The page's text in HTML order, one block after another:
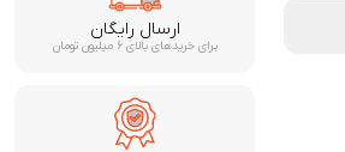
ارسال رایگان
برای خریدهای بالای ۶ میلیون تومان